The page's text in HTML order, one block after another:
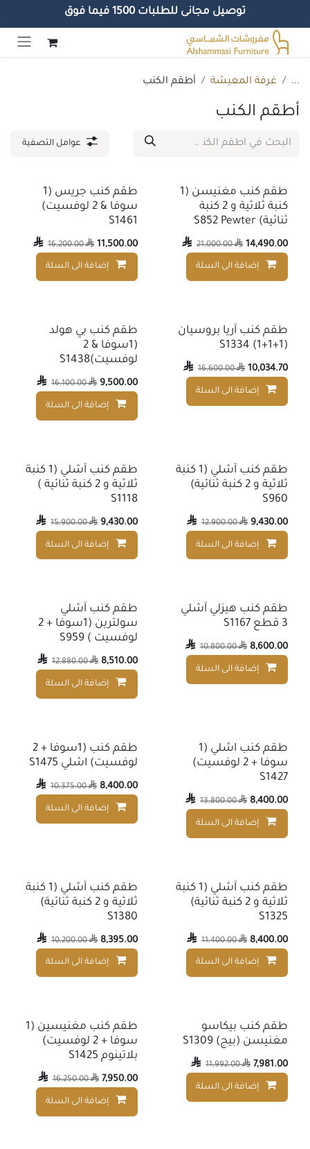
توصيل مجانى للطلبات 1500 فيما فوق
تخطي للذهاب إلى المحتوى
... غرفة المعيشة أطقم الكنب
أطقم الكنب
عوامل التصفية
طقم كنب مغنيسن (1
كنبة ثلاثية و 2 كنبة
ثنائية) S852 Pewter
14,490.00
21,000.00
إضافة الى السلة إضافة إلى قائمة الأمنيات
طقم كنب جريس (1
سوفا & 2 لوفسيت)
S1461
11,500.00

16,200.00
إضافة الى السلة
طقم كنب آريا بروسيان
(1+1+1) S1334
10,034.70
16,600.00
إضافة الى السلة إضافة إلى قائمة الأمنيات
طقم كنب بي هولد
(1سوفا & 2
لوفسيت)S1438
9,500.00
16,100.00
إضافة الى السلة
طقم كنب آشلي (1 كنبة
ثلاثية و 2 كنبة ثنائية)
S960
9,430.00
12,900.00
إضافة الى السلة إضافة إلى قائمة الأمنيات
طقم كنب آشلي (1 كنبة
ثلاثية و 2 كنبة ثنائية )
S1118
9,430.00
15,900.00
إضافة الى السلة
طقم كنب هيزلي آشلي
3 قطع S1167
8,600.00
10,800.00
إضافة الى السلة إضافة إلى قائمة الأمنيات
طقم كنب آشلي
سولترين (1سوفا + 2
لوفسيت ) S959
8,510.00
12,880.00
إضافة الى السلة
طقم كنب اشلي (1
سوفا + 2 لوفسيت)
S1427
8,400.00
13,800.00
إضافة الى السلة إضافة إلى قائمة الأمنيات
طقم كنب (1سوفا + 2
لوفسيت) اشلي S1475
8,400.00
10,375.00
إضافة الى السلة
طقم كنب آشلي (1 كنبة
ثلاثية و 2 كنبة ثنائية)
S1325
8,400.00
11,400.00
إضافة الى السلة إضافة إلى قائمة الأمنيات
طقم كنب آشلي (1 كنبة
ثلاثية و 2 كنبة ثنائية)
S1380
8,395.00
10,200.00
إضافة الى السلة
طقم كنب بيكاسو
مغنيسن (بيج) S1309
7,981.00
11,992.00
إضافة الى السلة إضافة إلى قائمة الأمنيات
طقم كنب مغنيسين (1
سوفا + 2 لوفسيت)
بلاتينوم S1425
7,950.00
16,250.00
إضافة الى السلة